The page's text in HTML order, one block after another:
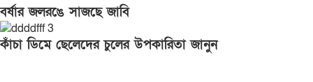
বর্ষার জলরঙে সাজছে জাবি
কাঁচা ডিমে ছেলেদের চুলের উপকারিতা জানুন